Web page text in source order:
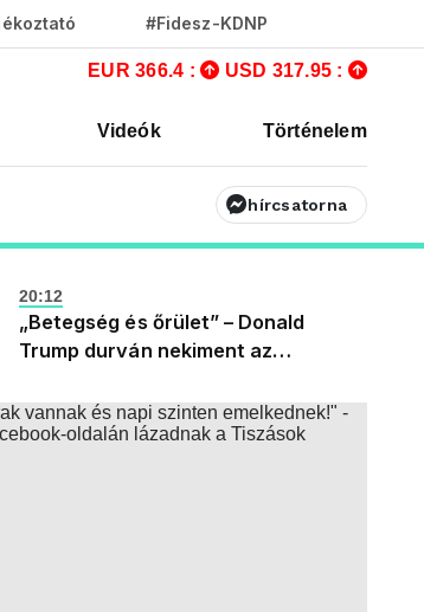
#Fidesz-KDNP
EUR 366.4 : USD 317.95 :
Videók Történelem
hírcsatorna
20:12
„Betegség és őrület” – Donald
Trump durván nekiment az